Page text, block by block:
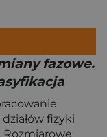
fazowe.
fizyki
Rozmiarowe